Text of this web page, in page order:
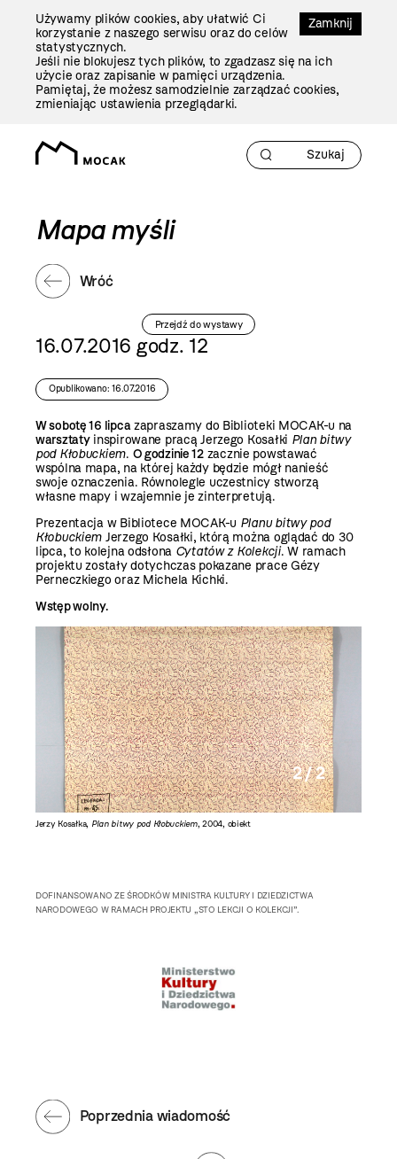
Zamknij
Używamy plików cookies, aby ułatwić Ci
korzystanie z naszego serwisu oraz do celów
statystycznych.
Jeśli nie blokujesz tych plików, to zgadzasz się na ich
użycie oraz zapisanie w pamięci urządzenia.
Pamiętaj, że możesz samodzielnie zarządzać cookies,
zmieniając ustawienia przeglądarki.
Mapa myśli
Wróć
Przejdź do wystawy
16.07.2016 godz. 12
Opublikowano: 16.07.2016
W sobotę 16 lipcazapraszamy do Biblioteki MOCAK-u na
warsztatyinspirowane pracą Jerzego Kosałki Plan bitwy
pod Kłobuckiem. O godzinie 12zacznie powstawać
wspólna mapa, na której każdy będzie mógł nanieść
swoje oznaczenia. Równolegle uczestnicy stworzą
własne mapy i wzajemnie je zinterpretują.
Prezentacja w Bibliotece MOCAK-u Planu bitwy pod
Kłobuckiem Jerzego Kosałki, którą można oglądać do 30
lipca, to kolejna odsłona Cytatów z Kolekcji. W ramach
projektu zostały dotychczas pokazane prace Gézy
Perneczkiego oraz Michela Kichki.
Wstęp wolny.
Jerzy Kosałka, Plan bitwy pod Kłobuckiem, 2004, obiekt
2 / 2
DOFINANSOWANO ZE ŚRODKÓW MINISTRA KULTURY I DZIEDZICTWA
NARODOWEGO W RAMACH PROJEKTU „STO LEKCJI O KOLEKCJI”.
Poprzednia wiadomość